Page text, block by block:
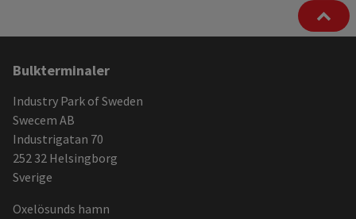
Ytterligare
information
och
kontaktuppgifter
Bulkterminaler
Industry Park of Sweden
Swecem AB
Industrigatan 70
252 32 Helsingborg
Sverige
Oxelösunds hamn